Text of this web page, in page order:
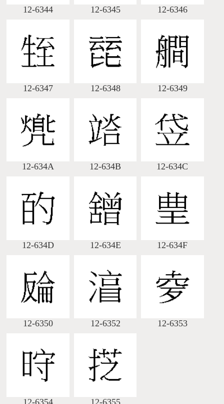
12-6344 12-6345 12-6346
12-6347 12-6348 12-6349
12-634A 12-634B 12-634C
12-634D 12-634E 12-634F
12-6350 12-6352 12-6353
12-6354 12-6355